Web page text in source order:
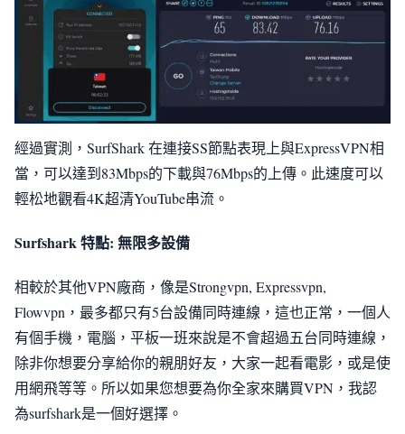
經過實測，SurfShark 在連接SS節點表現上與ExpressVPN相
當，可以達到83Mbps的下載與76Mbps的上傳。此速度可以
輕松地觀看4K超清YouTube串流。
Surfshark 特點: 無限多設備
相較於其他VPN廠商，像是Strongvpn, Expressvpn,
Flowvpn，最多都只有5台設備同時連線，這也正常，一個人
有個手機，電腦，平板一班來說是不會超過五台同時連線，
除非你想要分享給你的親朋好友，大家一起看電影，或是使
用網飛等等。所以如果您想要為你全家來購買VPN，我認
為surfshark是一個好選擇。